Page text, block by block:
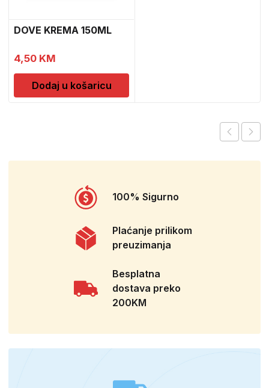
DOVE KREMA 150ML
4,50 KM
Dodaj u košaricu
100% Sigurno
Plaćanje prilikom
preuzimanja
Besplatna
dostava preko
200KM